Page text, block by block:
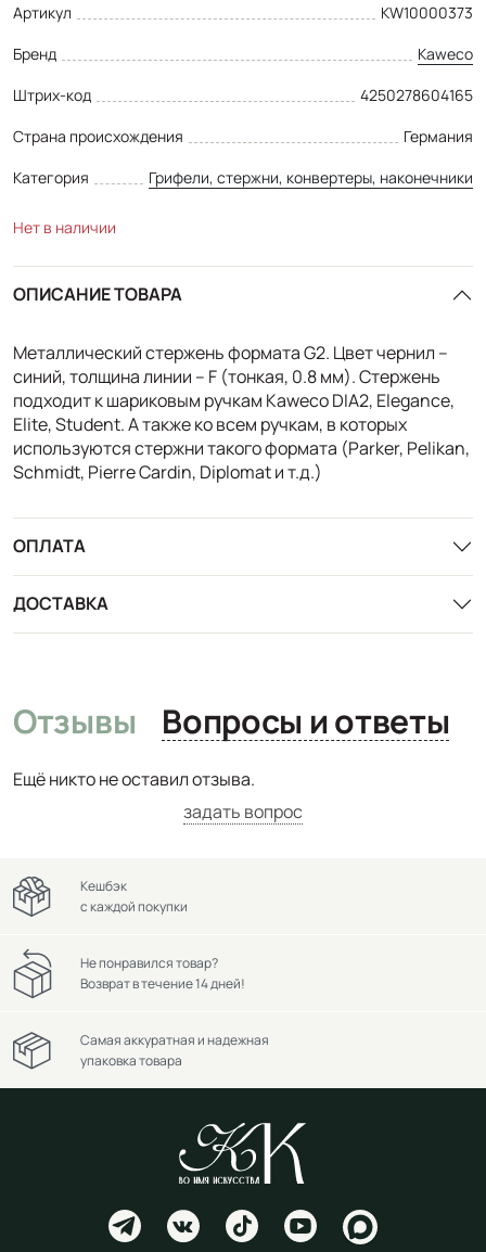
Артикул
KW10000373
Бренд
Kaweco
Штрих-код
4250278604165
Страна происхождения
Германия
Категория
Грифели, стержни, конвертеры, наконечники
Нет в наличии
ОПИСАНИЕ ТОВАРА
Металлический стержень формата G2. Цвет чернил –
синий, толщина линии – F (тонкая, 0.8 мм). Стержень
подходит к шариковым ручкам Kaweco DIA2, Elegance,
Elite, Student. А также ко всем ручкам, в которых
используются стержни такого формата (Parker, Pelikan,
Schmidt, Pierre Cardin, Diplomat и т.д.)
ОПЛАТА
ДОСТАВКА
Отзывы Вопросы и ответы
Ещё никто не оставил отзыва.
задать вопрос
Кешбэк
с каждой покупки
Не понравился товар?
Возврат в течение 14 дней!
Самая аккуратная и надежная
упаковка товара